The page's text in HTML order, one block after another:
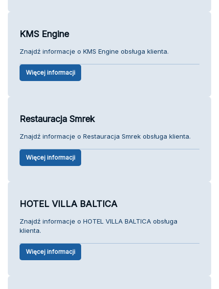
KMS Engine
Znajdź informacje o KMS Engine obsługa klienta.
Więcej informacji
Restauracja Smrek
Znajdź informacje o Restauracja Smrek obsługa klienta.
Więcej informacji
HOTEL VILLA BALTICA
Znajdź informacje o HOTEL VILLA BALTICA obsługa
klienta.
Więcej informacji